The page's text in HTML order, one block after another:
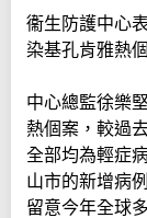
衞生防護中心
染基孔肯雅熱
中心總監徐樂
熱個案，較過
全部均為輕症
山市的新增病
留意今年全球